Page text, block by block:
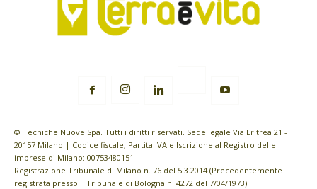
© Tecniche Nuove Spa. Tutti i diritti riservati. Sede legale Via Eritrea 21 -
20157 Milano | Codice fiscale, Partita IVA e Iscrizione al Registro delle
imprese di Milano: 00753480151
Registrazione Tribunale di Milano n. 76 del 5.3.2014 (Precedentemente
registrata presso il Tribunale di Bologna n. 4272 del 7/04/1973)